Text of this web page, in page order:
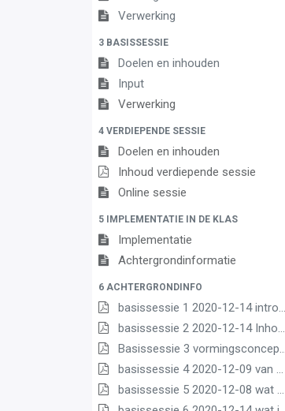
Verwerking
3 BASISSESSIE
Doelen en inhouden
Input
Verwerking
4 VERDIEPENDE SESSIE
Doelen en inhouden
Inhoud verdiepende sessie
Online sessie
5 IMPLEMENTATIE IN DE KLAS
Implementatie
Achtergrondinformatie
6 ACHTERGRONDINFO
basissessie 1 2020-12-14 intro (2) (2) (1)
basissessie 2 2020-12-14 Inhoud en opbouw (2) (1)
Basissessie 3 vormingsconcept
basissessie 4 2020-12-09 van matrix nr leerplannen pdf (1)
basissessie 5 2020-12-08 wat we borgen pdf (1)